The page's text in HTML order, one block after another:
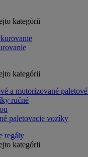
kategórii
kategórii
a motorizované
ručné
paletovacie vozíky
regály
kategórii